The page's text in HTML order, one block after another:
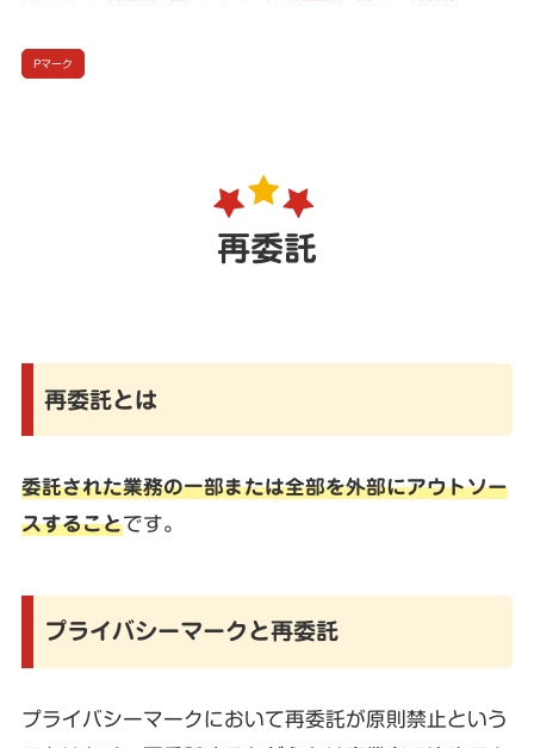
Pマーク
再委託
再委託とは
委託された業務の一部または全部を外部にアウトソー
スすることです。
プライバシーマークと再委託
プライバシーマークにおいて再委託が原則禁止という